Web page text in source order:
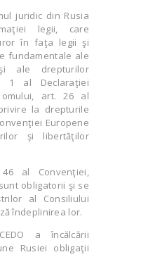
juridic din Rusia
legii, care
în faţa legii şi
fundamentale ale
ale drepturilor
1 al Declaraţiei
art. 26 al
la drepturile
Europene
şi libertăţilor
al Convenţiei,
obligatorii şi se
al Consiliului
îndeplinirea lor.
a încălcării
Rusiei obligaţii